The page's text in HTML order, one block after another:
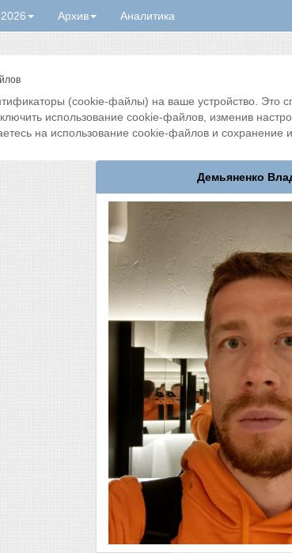
Архив Аналитика
(cookie-файлы) на ваше устройство. Это
использование cookie-файлов, изменив
на использование cookie-файлов и сохранение
Демьяненко